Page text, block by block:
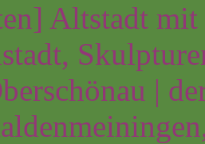
Altstadt mit
|